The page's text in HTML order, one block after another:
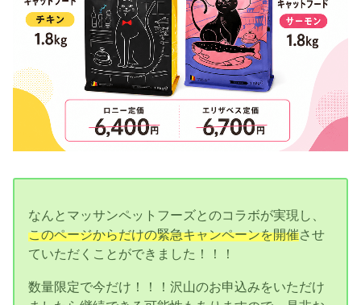
なんとマッサンペットフーズとのコラボが実現し、
このページからだけの緊急キャンペーンを開催させ
ていただくことができました！！！
数量限定で今だけ！！！沢山のお申込みをいただけ